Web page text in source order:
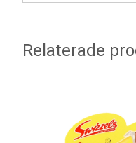
Relaterade